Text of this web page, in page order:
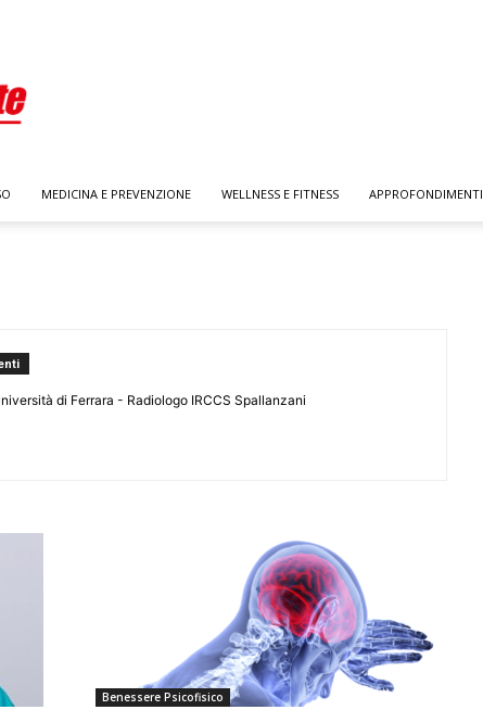
MEDICINA E PREVENZIONE WELLNESS E FITNESS APPROFONDIMENTI
di Ferrara - Radiologo IRCCS Spallanzani
Benessere Psicofisico